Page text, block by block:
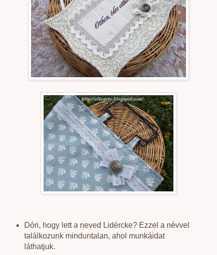
Dóri, hogy lett a neved Lidércke? Ezzel a névvel
találkozunk minduntalan, ahol munkáidat
láthatjuk.